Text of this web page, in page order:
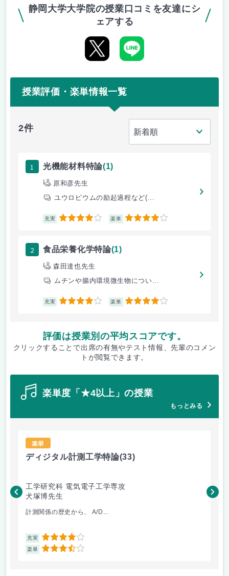
静岡大学大学院の授業口コミを友達にシ
ェアする
授業評価・楽単情報一覧
2件
1 光機能材料特論(1)
原和彦先生
ユウロピウムの励起過程など(...
充実 4 楽単 4
2 食品栄養化学特論(1)
森田達也先生
ムチンや腸内環境微生物につい...
充実 4 楽単 4
評価は授業別の平均スコアです。
クリックすることで出席の有無やテスト情報、先輩のコメン
トが閲覧できます。
楽単度「★4以上」の授業
もっとみる
楽単
ディジタル計測工学特論(33)
工学研究科 電気電子工学専攻
犬塚博先生
計測関係の歴史から、 A/D...
充実 4
楽単 3.5
橋